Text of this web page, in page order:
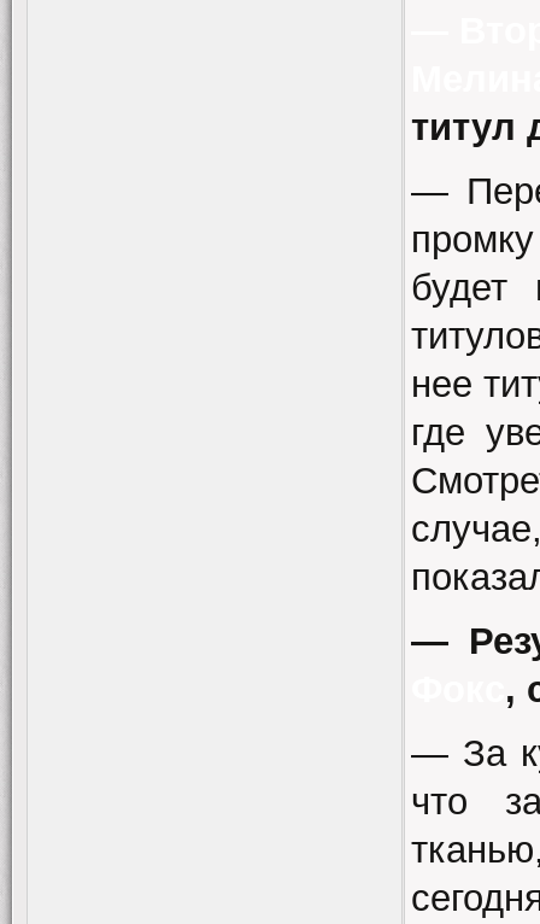
титул
—
будет
нее
где
—
,
— За
что